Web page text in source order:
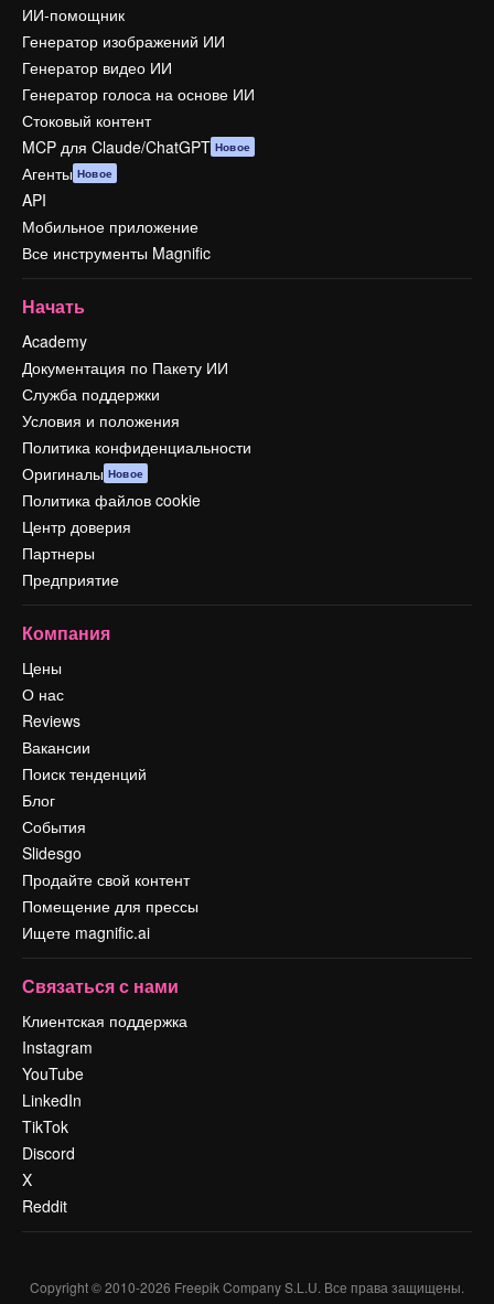
ИИ-помощник
Генератор изображений ИИ
Генератор видео ИИ
Генератор голоса на основе ИИ
Стоковый контент
MCP для Claude/ChatGPT Новое
Агенты Новое
API
Мобильное приложение
Все инструменты Magnific
Начать
Academy
Документация по Пакету ИИ
Служба поддержки
Условия и положения
Политика конфиденциальности
Оригиналы Новое
Политика файлов cookie
Центр доверия
Партнеры
Предприятие
Компания
Цены
О нас
Reviews
Вакансии
Поиск тенденций
Блог
События
Slidesgo
Продайте свой контент
Помещение для прессы
Ищете magnific.ai
Связаться с нами
Клиентская поддержка
Instagram
YouTube
LinkedIn
TikTok
Discord
X
Reddit
Copyright © 2010-2026 Freepik Company S.L.U. Все права защищены.